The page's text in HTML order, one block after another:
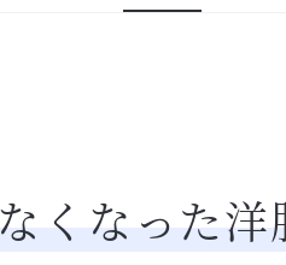
くなった